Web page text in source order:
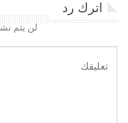
اترك رد
لن يتم